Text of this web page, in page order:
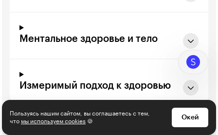
Ментальное здоровье и тело
Измеримый подход к здоровью
Пользуясь нашим сайтом, вы соглашаетесь с тем,
что мы используем cookies 🍪
Окей